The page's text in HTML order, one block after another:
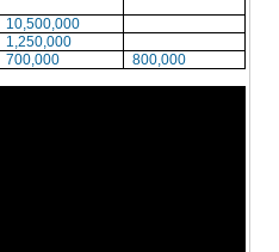
10,500,000
1,250,000
700,000 800,000